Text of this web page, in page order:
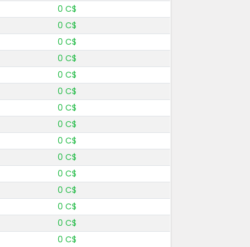
0 C$
0 C$
0 C$
0 C$
0 C$
0 C$
0 C$
0 C$
0 C$
0 C$
0 C$
0 C$
0 C$
0 C$
0 C$